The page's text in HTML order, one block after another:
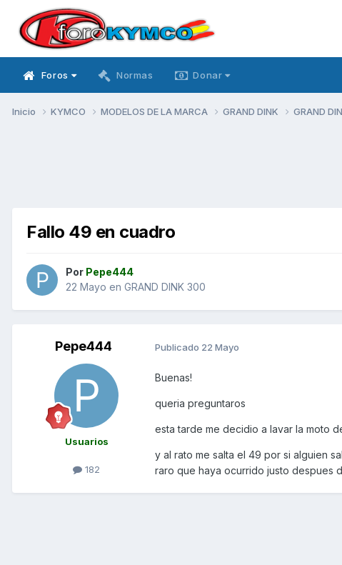
Foros Normas Donar
Inicio KYMCO MODELOS DE LA MARCA GRAND DINK GRAND
Fallo 49 en cuadro
Por Pepe444
22 Mayo en GRAND DINK 300
Pepe444
Usuarios
182
Publicado 22 Mayo
Buenas!
queria preguntaros
esta tarde me decidio a lavar la moto
y al rato me salta el 49 por si alguien
raro que haya ocurrido justo despues